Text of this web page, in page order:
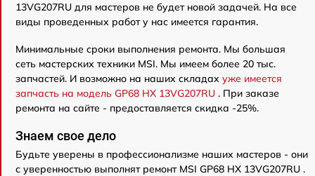
13VG207RU для мастеров не будет новой задачей. На все
виды проведенных работ у нас имеется гарантия.
Минимальные сроки выполнения ремонта. Мы большая
сеть мастерских техники MSI. Мы имеем более 20 тыс.
запчастей. И возможно на наших складах уже имеется
запчасть на модель GP68 HX 13VG207RU . При заказе
ремонта на сайте - предоставляется скидка -25%.
Знаем свое дело
Будьте уверены в профессионализме наших мастеров - они
с уверенностью выполнят ремонт MSI GP68 HX 13VG207RU .